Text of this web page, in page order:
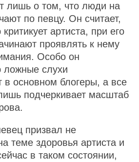
лишь о том, что люди на
по певцу. Он считает,
артиста, при его
проявлять к нему
Особо он
ложные слухи
в основном блогеры, а все
подчеркивает масштаб
призвал не
теме здоровья артиста и
в таком состоянии,